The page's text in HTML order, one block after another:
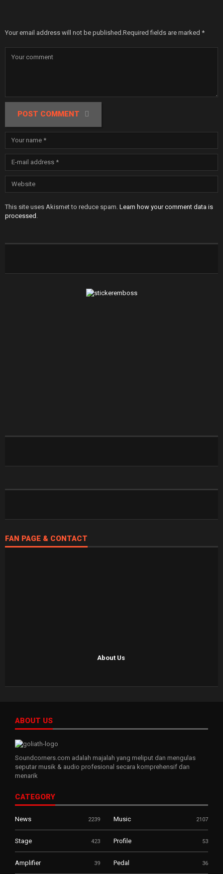
Your email address will not be published. Required fields are marked *
POST COMMENT
This site uses Akismet to reduce spam. Learn how your comment data is
processed
FAN PAGE & CONTACT
About Us
ABOUT US
Soundcorners.com adalah majalah yang meliput dan mengulas
seputar musik & audio profesional secara komprehensif dan
menarik
CATEGORY
News 2239 Music 2107
Stage 423 Profile 53
Amplifier 39 Pedal 36